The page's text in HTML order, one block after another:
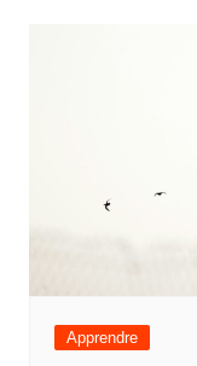
Apprendre